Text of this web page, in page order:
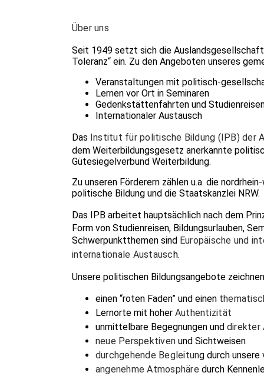
Über uns
Seit 1949 setzt sich die
Toleranz“ ein. Zu den Angeboten unseres
Veranstaltungen mit politisch-
Lernen vor Ort in Seminaren
Gedenkstättenfahrten und
Internationaler Austausch
Das Institut für politische Bildung (IPB) der
dem Weiterbildungsgesetz anerkannte
Gütesiegelverbund Weiterbildung.
Zu unseren Förderern zählen u.a. die
politische Bildung und die Staatskanzlei NRW.
Das IPB arbeitet hauptsächlich nach dem
Form von Studienreisen, Bildungsurlauben,
Schwerpunktthemen sind Europäische und
internationale Austausc h.
Unsere politischen Bildungsangebote
einen “roten Faden” und einen
Lernorte mit hoher Authentizität
unmittelbare Begegnungen und direkter
neue Perspektiven und Sichtweisen
durchgehende Begleitung durch
angenehme Atmosphäredurch